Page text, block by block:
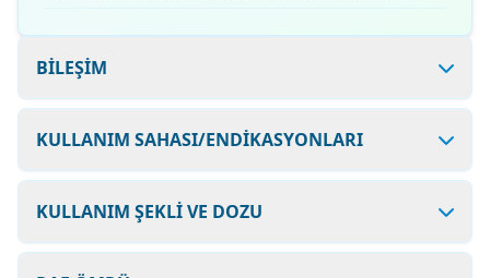
BİLEŞİM
KULLANIM SAHASI/ENDİKASYONLARI
KULLANIM ŞEKLİ VE DOZU